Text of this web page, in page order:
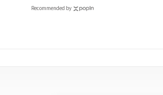
室』7/26(日)23時スタート！
Recommended by